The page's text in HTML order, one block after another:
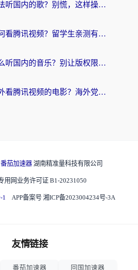
在国外无法听国内的歌？别慌，这样操作就能畅听QQ音乐（附亲测加速器推荐）
在国外如何看腾讯视频？留学生亲测有效的回国加速方案
在国外怎么听国内的音乐？别让版权限制断了你的华语歌单
怎么在国外看腾讯视频的电影？海外党亲测有效的回国加速指南
番茄加速器 湖南精准量科技有限公司
用网业务许可证 B1-20231050
1 APP备案号 湘ICP备2023004234号-3A
友情链接
番茄加速器 回国加速器